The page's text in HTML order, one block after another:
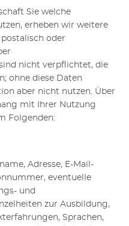
Sie welche
erheben wir weitere
isch oder
sind nicht verpflichtet, die
ohne diese Daten
aber nicht nutzen. Über
mit Ihrer Nutzung
Folgenden:
Adresse, E-Mail-
eventuelle
und
zur Ausbildung,
, Sprachen,